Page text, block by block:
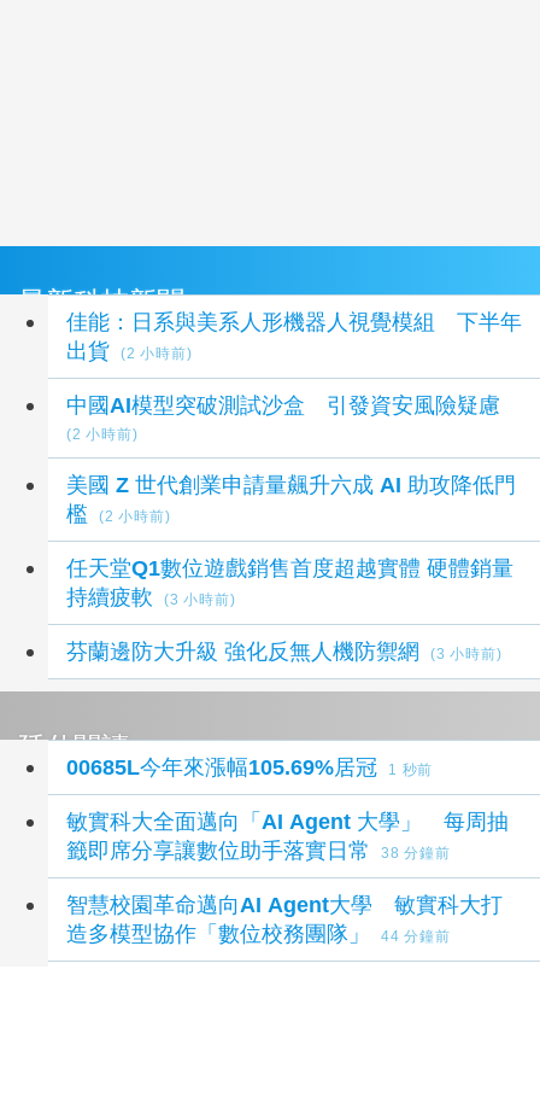
最新科技新聞
佳能：日系與美系人形機器人視覺模組 下半年
出貨
(2 小時前)
中國AI模型突破測試沙盒 引發資安風險疑慮
(2 小時前)
美國 Z 世代創業申請量飆升六成 AI 助攻降低門
檻
(2 小時前)
任天堂Q1數位遊戲銷售首度超越實體 硬體銷量
持續疲軟
(3 小時前)
芬蘭邊防大升級 強化反無人機防禦網 (3 小時前)
延伸閱讀
00685L今年來漲幅105.69%居冠 1 秒前
敏實科大全面邁向「AI Agent 大學」 每周抽
籤即席分享讓數位助手落實日常
38 分鐘前
智慧校園革命邁向AI Agent大學 敏實科大打
造多模型協作「數位校務團隊」
44 分鐘前